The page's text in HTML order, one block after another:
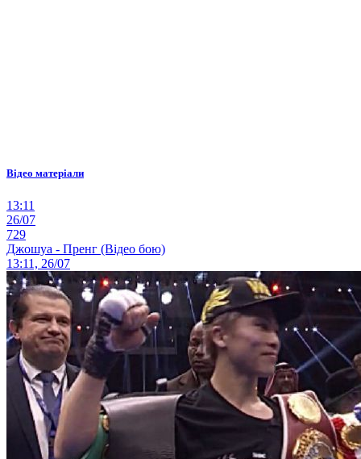
Відео матеріали
13:11
26/07
729
Джошуа - Пренг (Відео бою)
13:11, 26/07